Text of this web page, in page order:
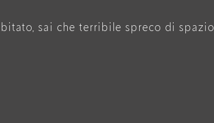
sai che terribile spreco di spazio